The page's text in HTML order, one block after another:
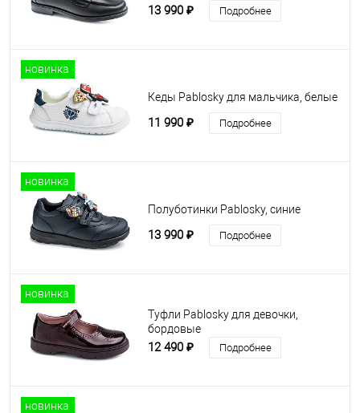
13 990 ₽ Подробнее
новинка
Кеды Pablosky для мальчика, белые
11 990 ₽ Подробнее
новинка
Полуботинки Pablosky, синие
13 990 ₽ Подробнее
новинка
Туфли Pablosky для девочки,
бордовые
12 490 ₽ Подробнее
новинка